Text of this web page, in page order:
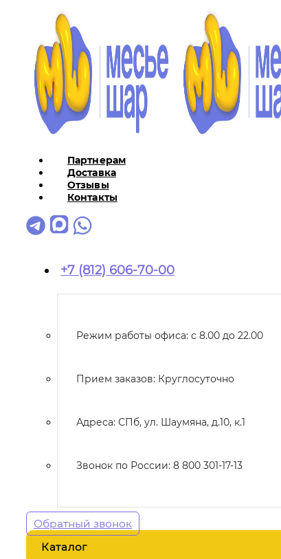
Партнерам
Доставка
Отзывы
Контакты
+7 (812) 606-70-00
Режим работы офиса: с 8.00 до 22.00
Прием заказов: Круглосуточно
Адреса: СПб, ул. Шаумяна, д.10, к.1
Звонок по России: 8 800 301-17-13
Обратный звонок
Каталог